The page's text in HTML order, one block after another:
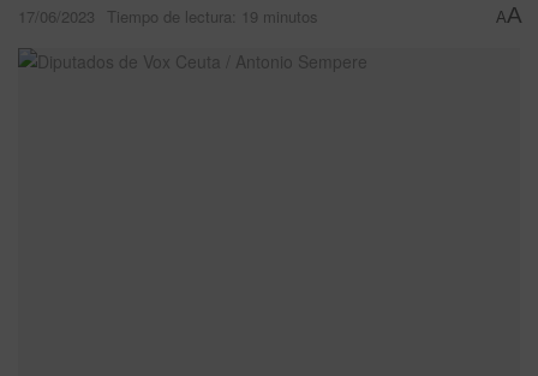
17/06/2023 Tiempo de lectura: 19 minutos AA